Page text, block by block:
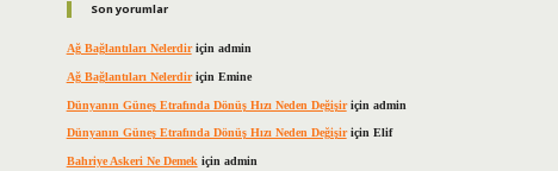
Son yorumlar
Ağ Bağlantıları Nelerdiriçin admin
Ağ Bağlantıları Nelerdiriçin Emine
Dünyanın Güneş Etrafında Dönüş Hızı Neden Değişiriçin admin
Dünyanın Güneş Etrafında Dönüş Hızı Neden Değişiriçin Elif
Bahriye Askeri Ne Demek için admin